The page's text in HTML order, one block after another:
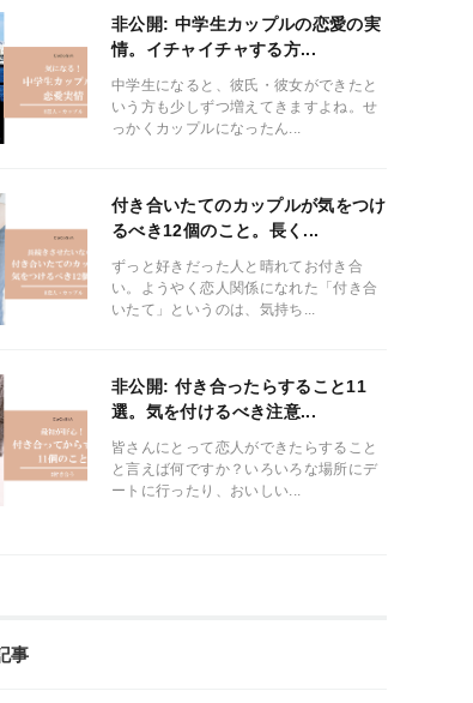
非公開: 中学生カップルの恋愛の実
情。イチャイチャする方...
中学生になると、彼氏・彼女ができたと
いう方も少しずつ増えてきますよね。せ
っかくカップルになったん...
付き合いたてのカップルが気をつけ
るべき12個のこと。長く...
ずっと好きだった人と晴れてお付き合
い。ようやく恋人関係になれた「付き合
いたて」というのは、気持ち...
非公開: 付き合ったらすること11
選。気を付けるべき注意...
皆さんにとって恋人ができたらすること
と言えば何ですか？いろいろな場所にデ
ートに行ったり、おいしい...
事